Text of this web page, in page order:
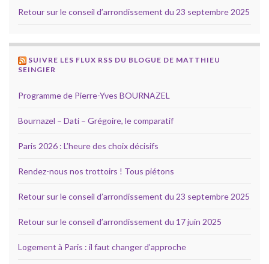
Retour sur le conseil d’arrondissement du 23 septembre 2025
SUIVRE LES FLUX RSS DU BLOGUE DE MATTHIEU
SEINGIER
Programme de Pierre-Yves BOURNAZEL
Bournazel – Dati – Grégoire, le comparatif
Paris 2026 : L’heure des choix décisifs
Rendez-nous nos trottoirs ! Tous piétons
Retour sur le conseil d’arrondissement du 23 septembre 2025
Retour sur le conseil d’arrondissement du 17 juin 2025
Logement à Paris : il faut changer d’approche